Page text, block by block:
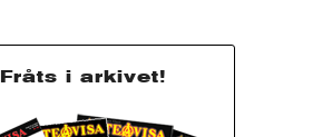
Fråts i arkivet!